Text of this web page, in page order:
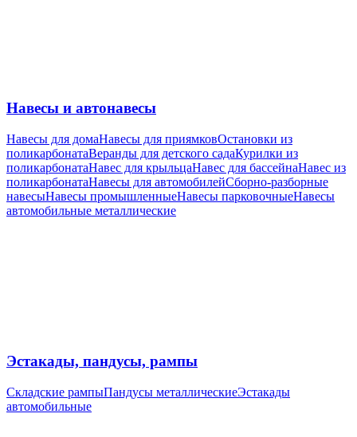
Навесы и автонавесы
Навесы для домаНавесы для приямковОстановки из
поликарбонатаВеранды для детского садаКурилки из
поликарбонатаНавес для крыльцаНавес для бассейнаНавес из
поликарбонатаНавесы для автомобилейСборно-разборные
навесыНавесы промышленныеНавесы парковочныеНавесы
автомобильные металлические
Эстакады, пандусы, рампы
Складские рампыПандусы металлическиеЭстакады
автомобильные